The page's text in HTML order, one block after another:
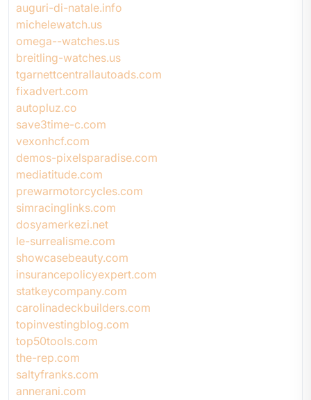
auguri-di-natale.info
michelewatch.us
omega--watches.us
breitling-watches.us
tgarnettcentrallautoads.com
fixadvert.com
autopluz.co
save3time-c.com
vexonhcf.com
demos-pixelsparadise.com
mediatitude.com
prewarmotorcycles.com
simracinglinks.com
dosyamerkezi.net
le-surrealisme.com
showcasebeauty.com
insurancepolicyexpert.com
statkeycompany.com
carolinadeckbuilders.com
topinvestingblog.com
top50tools.com
the-rep.com
saltyfranks.com
annerani.com